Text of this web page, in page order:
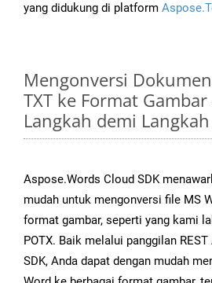
yang didukung di platform
Mengonversi
TXT ke Format
Langkah demi Langkah
Aspose.Words Cloud SDK
mudah untuk mengonversi file MS
format gambar, seperti yang kami
POTX. Baik melalui panggilan
SDK, Anda dapat dengan mudah